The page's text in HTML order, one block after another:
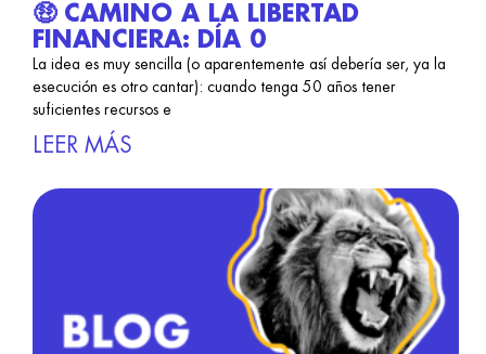
🤑 CAMINO A LA LIBERTAD
FINANCIERA: DÍA 0
La idea es muy sencilla (o aparentemente así debería ser, ya la
esecución es otro cantar): cuando tenga 50 años tener
suficientes recursos e
LEER MÁS